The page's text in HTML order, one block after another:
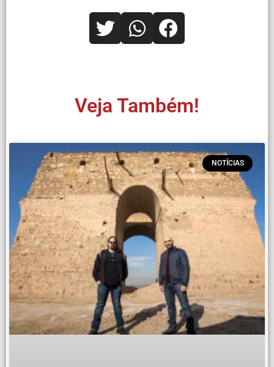
Veja Também!
NOTÍCIAS